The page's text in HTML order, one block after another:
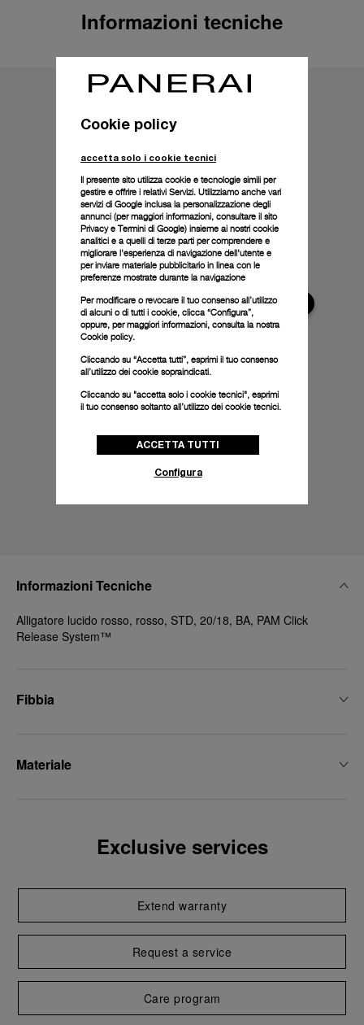
Informazioni tecniche
Informazioni Tecniche
Alligatore lucido rosso, rosso, STD, 20/18, BA, PAM Click
Release System™
Fibbia
Materiale
Exclusive services
Extend warranty
Request a service
Care program
Cookie policy
accetta solo i cookie tecnici
Il presente sito utilizza cookie e tecnologie simili per
gestire e offrire i relativi Servizi. Utilizziamo anche vari
servizi di Google inclusa la personalizzazione degli
annunci (per maggiori informazioni, consultare il sito
Privacy e Termini di Google) insieme ai nostri cookie
analitici e a quelli di terze parti per comprendere e
migliorare l'esperienza di navigazione dell'utente e
per inviare materiale pubblicitario in linea con le
preferenze mostrate durante la navigazione
Per modificare o revocare il tuo consenso all’utilizzo
di alcuni o di tutti i cookie, clicca “Configura”,
oppure, per maggiori informazioni, consulta la nostra
Cookie policy.
Cliccando su “Accetta tutti”, esprimi il tuo consenso
all’utilizzo dei cookie sopraindicati.
Cliccando su "accetta solo i cookie tecnici", esprimi
il tuo consenso soltanto all’utilizzo dei cookie tecnici.
ACCETTA TUTTI
Configura